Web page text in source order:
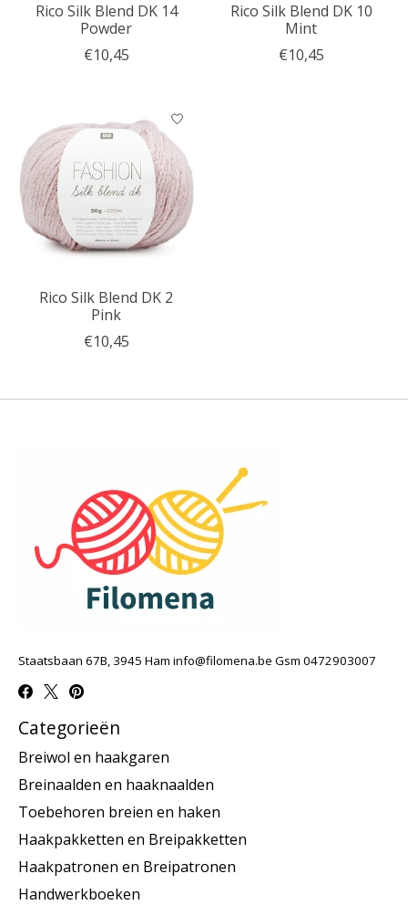
Rico Silk Blend DK 14
Powder
€10,45
Rico Silk Blend DK 10
Mint
€10,45
Rico Silk Blend DK 2
Pink
€10,45
Staatsbaan 67B, 3945 Ham info@filomena.be Gsm 0472903007
Categorieën
Breiwol en haakgaren
Breinaalden en haaknaalden
Toebehoren breien en haken
Haakpakketten en Breipakketten
Haakpatronen en Breipatronen
Handwerkboeken